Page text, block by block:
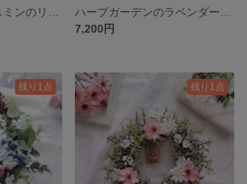
7,200円
残り1点 残り1点